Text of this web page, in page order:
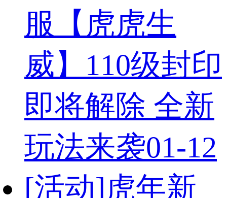
服【虎虎生
威】110级封印
即将解除 全新
玩法来袭01-12
[活动]虎年新